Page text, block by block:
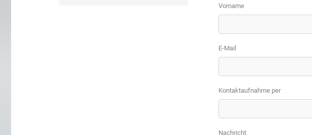
Vorname
E-Mail
Kontaktaufnahme per
Nachricht